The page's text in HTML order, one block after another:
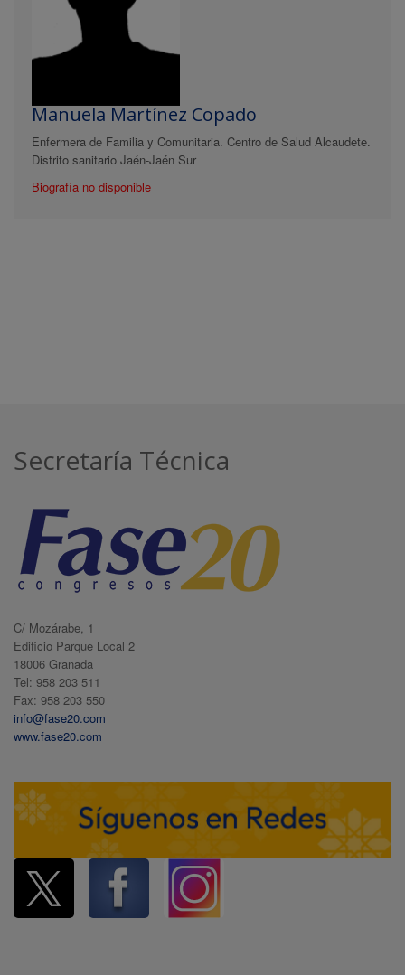
Manuela Martínez Copado
Enfermera de Familia y Comunitaria. Centro de Salud Alcaudete.
Distrito sanitario Jaén-Jaén Sur
Biografía no disponible
Secretaría Técnica
C/ Mozárabe, 1
Edificio Parque Local 2
18006 Granada
Tel: 958 203 511
Fax: 958 203 550
info@fase20.com
www.fase20.com